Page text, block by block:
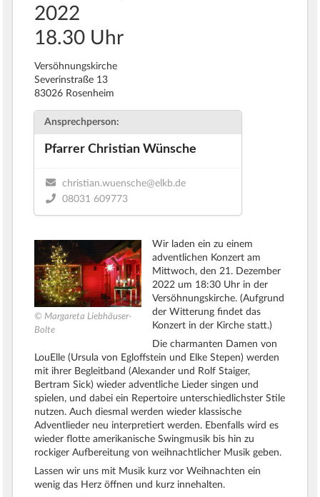
2022
18.30 Uhr
Versöhnungskirche
Severinstraße 13
83026 Rosenheim
Ansprechperson:
Pfarrer Christian Wünsche
christian.wuensche@elkb.de
08031 609773
© Margareta Liebhäuser-
Bolte
Wir laden ein zu einem
adventlichen Konzert am
Mittwoch, den 21. Dezember
2022 um 18:30 Uhr in der
Versöhnungskirche. (Aufgrund
der Witterung findet das
Konzert in der Kirche statt.)
Die charmanten Damen von
LouElle (Ursula von Egloffstein und Elke Stepen) werden
mit ihrer Begleitband (Alexander und Rolf Staiger,
Bertram Sick) wieder adventliche Lieder singen und
spielen, und dabei ein Repertoire unterschiedlichster Stile
nutzen. Auch diesmal werden wieder klassische
Adventlieder neu interpretiert werden. Ebenfalls wird es
wieder flotte amerikanische Swingmusik bis hin zu
rockiger Aufbereitung von weihnachtlicher Musik geben.
Lassen wir uns mit Musik kurz vor Weihnachten ein
wenig das Herz öffnen und kurz innehalten.